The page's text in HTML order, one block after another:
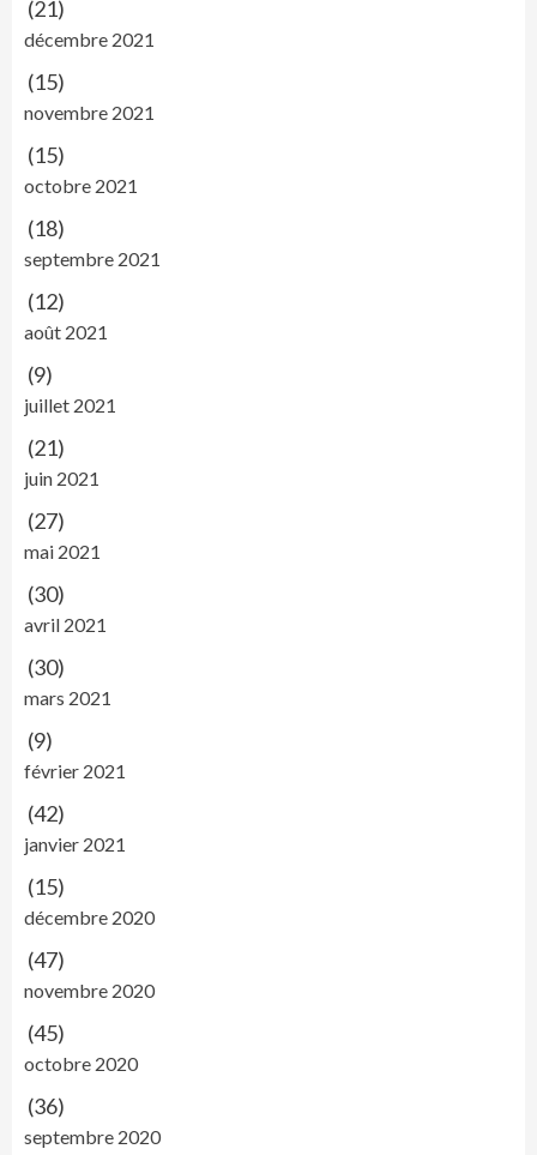
(21)
décembre 2021
(15)
novembre 2021
(15)
octobre 2021
(18)
septembre 2021
(12)
août 2021
(9)
juillet 2021
(21)
juin 2021
(27)
mai 2021
(30)
avril 2021
(30)
mars 2021
(9)
février 2021
(42)
janvier 2021
(15)
décembre 2020
(47)
novembre 2020
(45)
octobre 2020
(36)
septembre 2020